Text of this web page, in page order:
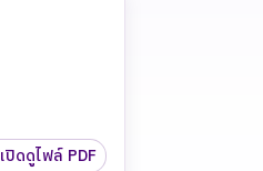
เปิดดูไฟล์ PDF